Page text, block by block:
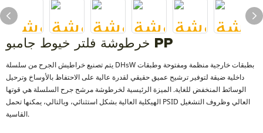
خرطوشة فلتر خيوط جامبو PP
يتم تصنيع خراطيش الجرح من سلسلة DHsW بطبقات خارجية منظمة ومفتوحة وطبقات
داخلية ضيقة لتوفير ترشيح عميق حقيقي لقدرة عالية على الاحتفاظ بالأوساخ وترحيل
الوسائط المنخفض للغاية. الميزة الرئيسية لخرطوشة مرشح جرح السلسلة هي قوتها
الهيكلية العالية بشكل استثنائي، وبالتالي، يمكنها تحمل PSID العالي وظروف التشغيل
القاسية.